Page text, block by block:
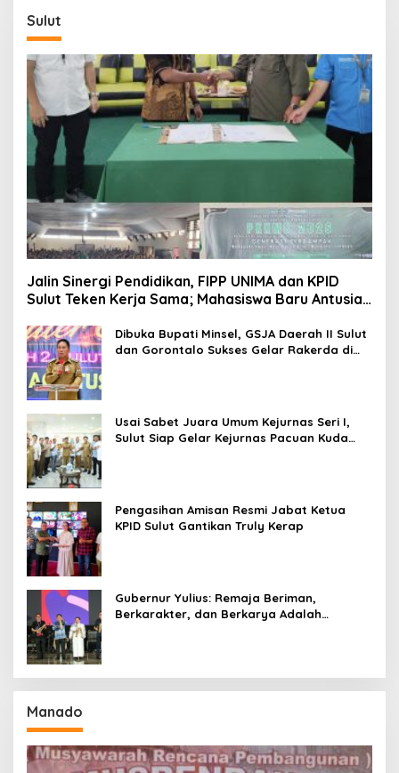
Sulut
Jalin Sinergi Pendidikan, FIPP UNIMA dan KPID
Sulut Teken Kerja Sama; Mahasiswa Baru Antusias
Dibuka Bupati Minsel, GSJA Daerah II Sulut
dan Gorontalo Sukses Gelar Rakerda di
Usai Sabet Juara Umum Kejurnas Seri I,
Sulut Siap Gelar Kejurnas Pacuan Kuda
Pengasihan Amisan Resmi Jabat Ketua
KPID Sulut Gantikan Truly Kerap
Gubernur Yulius: Remaja Beriman,
Berkarakter, dan Berkarya Adalah
Manado